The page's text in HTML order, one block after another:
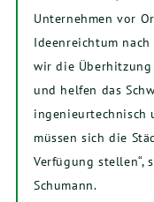
Unternehmen vor
Ideenreichtum
wir die
und helfen das
ingenieurtechnisch
müssen sich die
Verfügung stellen“,
Schumann.